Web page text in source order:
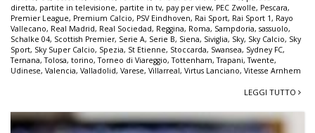
diretta, partite in televisione, partite in tv, pay per view, PEC Zwolle, Pescara,
Premier League, Premium Calcio, PSV Eindhoven, Rai Sport, Rai Sport 1, Rayo
Vallecano, Real Madrid, Real Sociedad, Reggina, Roma, Sampdoria, sassuolo,
Schalke 04, Scottish Premier, Serie A, Serie B, Siena, Siviglia, Sky, Sky Calcio, Sky
Sport, Sky Super Calcio, Spezia, St Etienne, Stoccarda, Swansea, Sydney FC,
Ternana,Tolosa, torino,Torneo di Viareggio,Tottenham,Trapani,Twente,
Udinese, Valencia, Valladolid, Varese, Villarreal, Virtus Lanciano, Vitesse Arnhem
LEGGI TUTTO